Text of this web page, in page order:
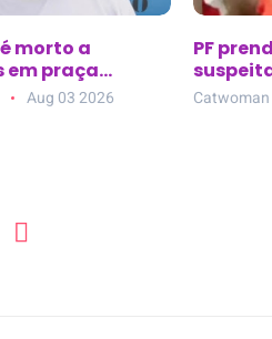
morto a
em praça
Bom Jardim
é preso em
Aug 03 2026
PF
Catwoman